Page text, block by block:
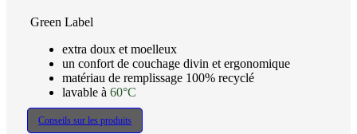
Green Label
extra doux et moelleux
un confort de couchage divin et ergonomique
matériau de remplissage 100% recyclé
lavable à 60°C
Conseils sur les produits